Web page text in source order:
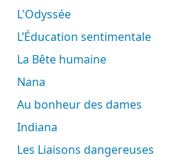
L'Odyssée
L’Éducation sentimentale
La Bête humaine
Nana
Au bonheur des dames
Indiana
Les Liaisons dangereuses